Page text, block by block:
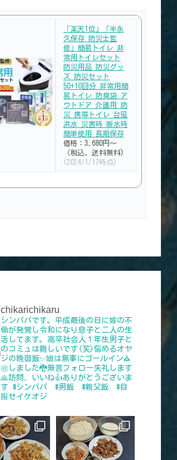
「楽天1位」「半永
久保存 防災士監
修」簡易トイレ 非
常用トイレセット
防災用品 防災グッ
ズ 防災セット
50+10回分 非常用簡
易トイレ 防臭袋 ア
ウトドア 介護用 防
災 携帯トイレ 台風
洪水 災害時 断水時
簡単使用 長期保存
価格：3,680円～
（税込、送料無料)
(2024/1/17時点)
chikarichikaru
シンパパです。平成最後の日に嫁の不
倫が発覚し令和になり息子と二人の生
活してます。高卒社会人１年生男子と
のコミュは難しいです(笑)悩めるオヤ
ジの晩御飯✨娘は無事にゴールイン⛪
㊗️しました🐉無言フォロー失礼します
🙏訪問、いいね👍️ありがとうございま
す #シンパパ #男飯 #親父飯 #目
指せイケオジ